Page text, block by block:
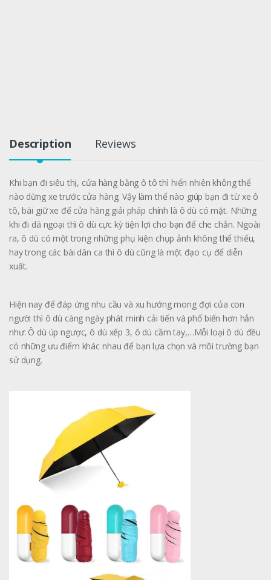
Description Reviews
Khi bạn đi siêu thị, cửa hàng bằng ô tô thì hiển nhiên không thể
nào dừng xe trước cửa hàng. Vậy làm thế nào giúp bạn đi từ xe ô
tô, bãi giữ xe đế cửa hàng giải pháp chính là ô dù có mặt. Những
khi đi dã ngoại thì ô dù cực kỳ tiện lợi cho bạn để che chắn. Ngoài
ra, ô dù có một trong những phụ kiện chụp ảnh không thể thiếu,
hay trong các bài dân ca thì ô dù cũng là một đạo cụ để diễn
xuất.
Hiện nay để đáp ứng nhu cầu và xu hướng mong đợi của con
người thì ô dù càng ngày phát minh cải tiến và phổ biến hơn hẳn
như: Ô dù úp ngược, ô dù xếp 3, ô dù cầm tay,…Mỗi loại ô dù đều
có những ưu điểm khác nhau để bạn lựa chọn và môi trường bạn
sử dụng.